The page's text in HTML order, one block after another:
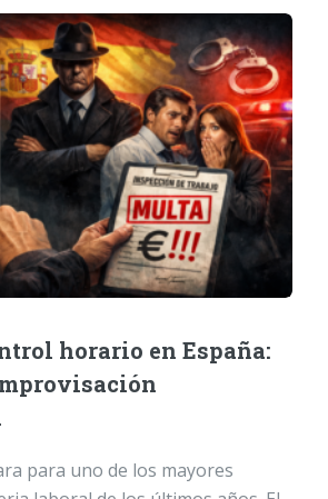
horario en España:
para uno de los mayores